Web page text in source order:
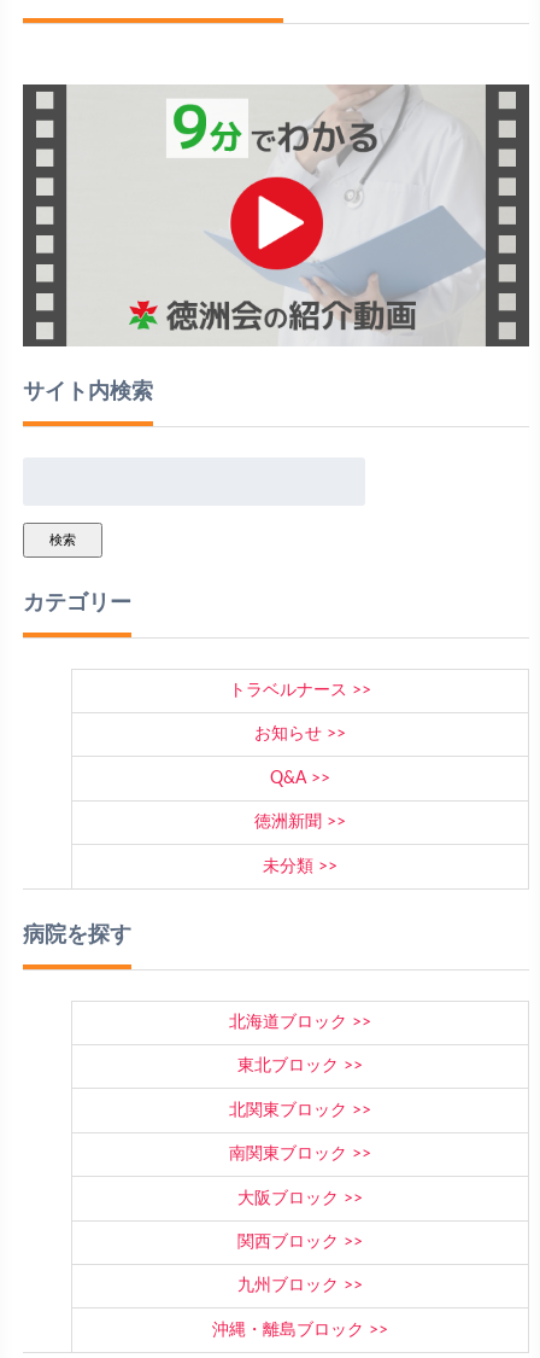
サイト内検索
検索
カテゴリー
トラベルナース
お知らせ
Q&A
徳洲新聞
未分類
病院を探す
北海道ブロック
東北ブロック
北関東ブロック
南関東ブロック
大阪ブロック
関西ブロック
九州ブロック
沖縄・離島ブロック